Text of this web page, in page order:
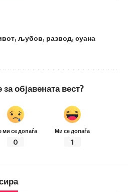
,љубов, развод,суана
објавената вест?
ми се допаѓа
0
Ми се допаѓа
1